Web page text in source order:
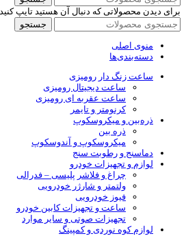
برای دیدن محصولاتی که دنبال آن هستید تایپ کنید.
جستجو
منوی اصلی
دسته‌بندی‌ها
ساعت زنگ دار رومیزی
ساعت دیجیتال رومیزی
ساعت عقربه ای رومیزی
کرنومتر و تایمر
ذره‌بین و میکروسکوپ
ذره بین
میکروسکوپ و آندوسکوپ
دماسنج و رطوبت سنج
لوازم و تجهیزات خودرو
چراغ و فلاشر پلیسی – فدرالی
ولتمتر و شارژر خودرویی
فیوز خودرویی
ساعت و تجهیزات کابین خودرو
تجهیزات صوتی و سایر موارد
لوازم کوه نوردی و کمپینگ